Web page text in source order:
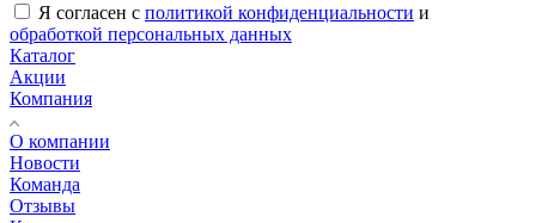
Я согласен с политикой конфиденциальности и
обработкой персональных данных
Каталог
Акции
Компания
О компании
Новости
Команда
Отзывы